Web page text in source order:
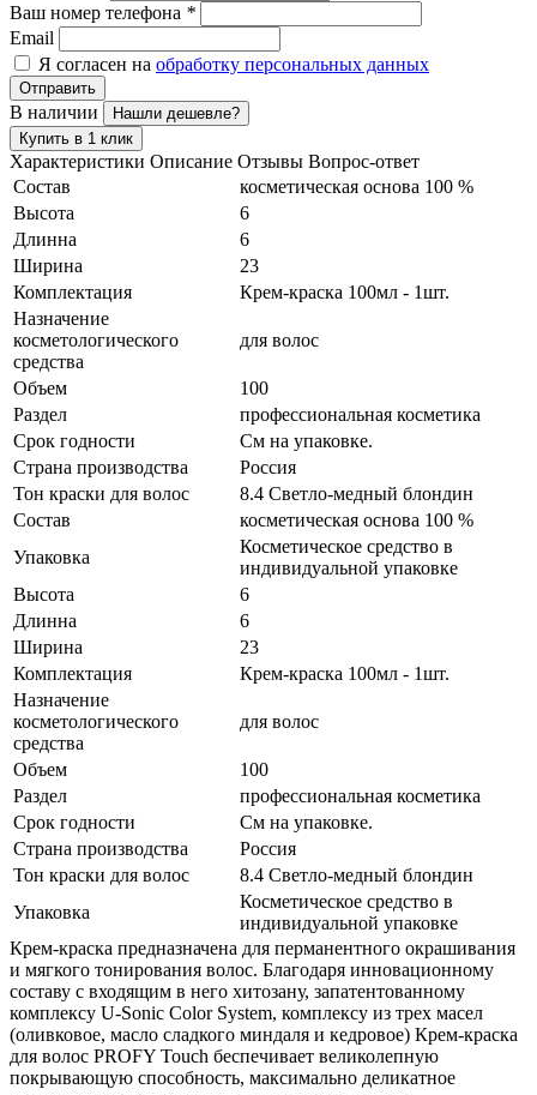
Ваш номер телефона *
Email
Я согласен на обработку персональных данных
Отправить
В наличии
Нашли дешевле?
Купить в 1 клик
Характеристики Описание Отзывы Вопрос-ответ
Состав
косметическая основа 100 %
Высота
6
Длинна
6
Ширина
23
Комплектация
Крем-краска 100мл - 1шт.
Назначение
косметологического
средства
для волос
Объем
100
Раздел
профессиональная косметика
Срок годности
См на упаковке.
Страна производства
Россия
Тон краски для волос
8.4 Светло-медный блондин
Состав
косметическая основа 100 %
Упаковка
Косметическое средство в
индивидуальной упаковке
Высота
6
Длинна
6
Ширина
23
Комплектация
Крем-краска 100мл - 1шт.
Назначение
косметологического
средства
для волос
Объем
100
Раздел
профессиональная косметика
Срок годности
См на упаковке.
Страна производства
Россия
Тон краски для волос
8.4 Светло-медный блондин
Упаковка
Косметическое средство в
индивидуальной упаковке
Крем-краска предназначена для перманентного окрашивания
и мягкого тонирования волос. Благодаря инновационному
составу с входящим в него хитозану, запатентованному
комплексу U-Sonic Color System, комплексу из трех масел
(оливковое, масло сладкого миндаля и кедровое) Крем-краска
для волос PROFY Touch беспечивает великолепную
покрывающую способность, максимально деликатное